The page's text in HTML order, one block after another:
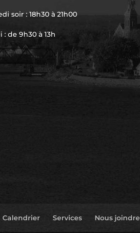
soir : 18h30 à 21h00
: de 9h30 à 13h
Calendrier Services Nous joindre